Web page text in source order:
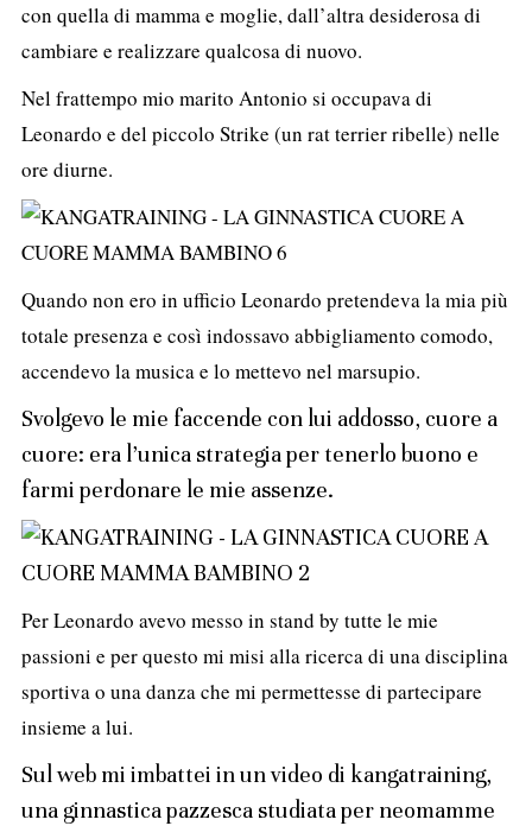
con quella di mamma e moglie, dall’altra desiderosa di
cambiare e realizzare qualcosa di nuovo.
Nel frattempo mio marito Antonio si occupava di
Leonardo e del piccolo Strike (un rat terrier ribelle) nelle
ore diurne.
Quando non ero in ufficio Leonardo pretendeva la mia più
totale presenza e così indossavo abbigliamento comodo,
accendevo la musica e lo mettevo nel marsupio.
Svolgevo le mie faccende con lui addosso, cuore a
cuore: era l’unica strategia per tenerlo buono e
farmi perdonare le mie assenze.
Per Leonardo avevo messo in stand by tutte le mie
passioni e per questo mi misi alla ricerca di una disciplina
sportiva o una danza che mi permettesse di partecipare
insieme a lui.
Sul web mi imbattei in un video di kangatraining,
una ginnastica pazzesca studiata per neomamme